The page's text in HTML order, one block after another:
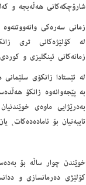
شارۆچکەکانی ھەڵەبجە و
زمانی سەرەکی
لە کۆلێژەکانی تری
زمانەکانی ئینگلیزی و
لە ئێستادا زانکۆی
بە پێجەوانەوە زانکۆ
بەدرێژایی ماوەی
تایبەتیان بۆ
خوێندن چوار ساڵە بۆ
کۆلێژی دەرمانسازی و